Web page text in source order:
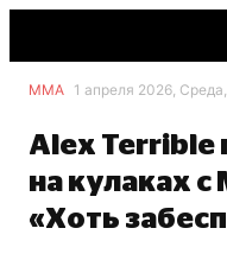
ММА 1 апреля 2026,
Alex Terrible
на кулаках
«Хоть